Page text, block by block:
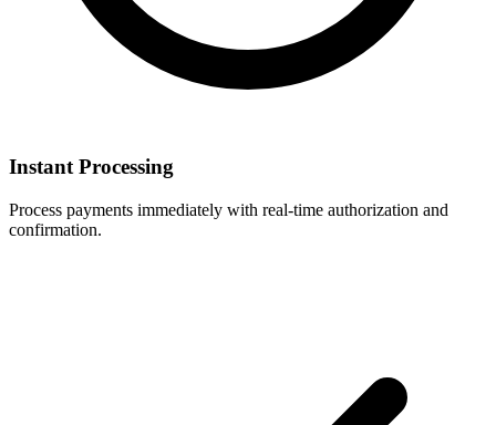
Instant Processing
Process payments immediately with real-time authorization and
confirmation.